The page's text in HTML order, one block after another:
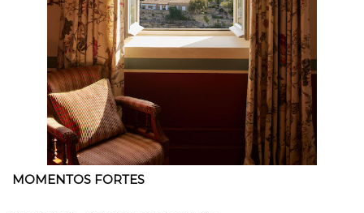
MOMENTOS FORTES